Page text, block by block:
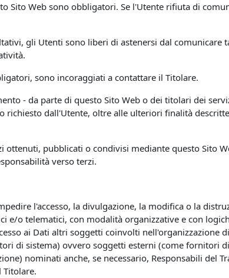
Sito Web sono obbligatori. Se l'Utente rifiuta di
gli Utenti sono liberi di astenersi dal comunicare
sono incoraggiati a contattare il Titolare.
- da parte di questo Sito Web o dei titolari dei
dall'Utente, oltre alle ulteriori finalità
ottenuti, pubblicati o condivisi mediante questo Sito
verso terzi.
l'accesso, la divulgazione, la modifica o la
o telematici, con modalità organizzative e con
ai Dati altri soggetti coinvolti nell'organizzazione
di sistema) ovvero soggetti esterni (come fornitori
nominati anche, se necessario, Responsabili del
Titolare.